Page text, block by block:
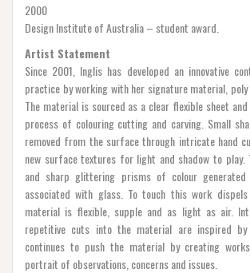
2000
Design Institute of Australia – student award.
Artist Statement
Since 2001, Inglis has developed an innovative
practice by working with her signature material, poly
The material is sourced as a clear flexible sheet
process of colouring cutting and carving. Small
removed from the surface through intricate hand
new surface textures for light and shadow to play.
and sharp glittering prisms of colour
associated with glass. To touch this work
material is flexible, supple and as light as air.
repetitive cuts into the material are inspired by
continues to push the material by creating
portrait of observations, concerns and issues.